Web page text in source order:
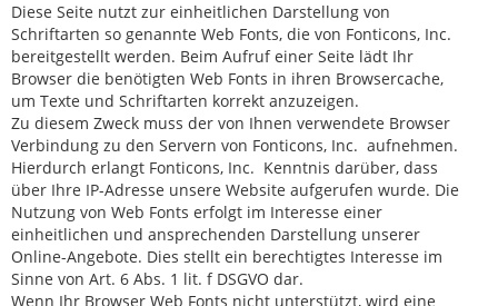
Diese Seite nutzt zur einheitlichen Darstellung von
Schriftarten so genannte Web Fonts, die von Fonticons, Inc.
bereitgestellt werden. Beim Aufruf einer Seite lädt Ihr
Browser die benötigten Web Fonts in ihren Browsercache,
um Texte und Schriftarten korrekt anzuzeigen.
Zu diesem Zweck muss der von Ihnen verwendete Browser
Verbindung zu den Servern von Fonticons, Inc. aufnehmen.
Hierdurch erlangt Fonticons, Inc. Kenntnis darüber, dass
über Ihre IP-Adresse unsere Website aufgerufen wurde. Die
Nutzung von Web Fonts erfolgt im Interesse einer
einheitlichen und ansprechenden Darstellung unserer
Online-Angebote. Dies stellt ein berechtigtes Interesse im
Sinne von Art. 6 Abs. 1 lit. f DSGVO dar.
Wenn Ihr Browser Web Fonts nicht unterstützt, wird eine